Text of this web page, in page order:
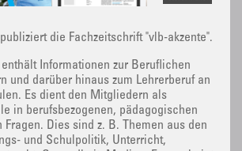
die Fachzeitschrift "vlb-akzente".
Informationen zur Beruflichen
und darüber hinaus zum Lehrerberuf an
Es dient den Mitgliedern als
in berufsbezogenen, pädagogischen
Fragen. Dies sind z. B. Themen aus den
und Schulpolitik, Unterricht,